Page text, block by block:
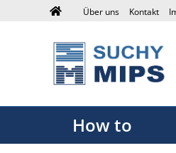
Über uns Kontakt
How to